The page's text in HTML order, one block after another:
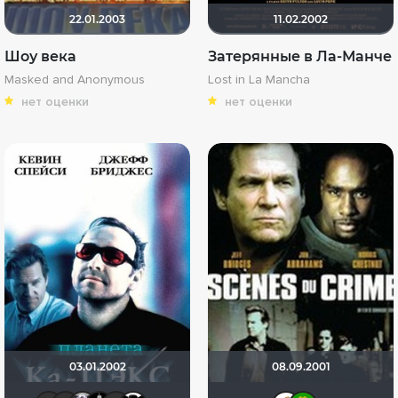
22.01.2003
Шоу века
Masked and Anonymous
нет оценки
11.02.2002
Затерянные в Ла-Манче
Lost in La Mancha
нет оценки
03.01.2002 08.09.2001